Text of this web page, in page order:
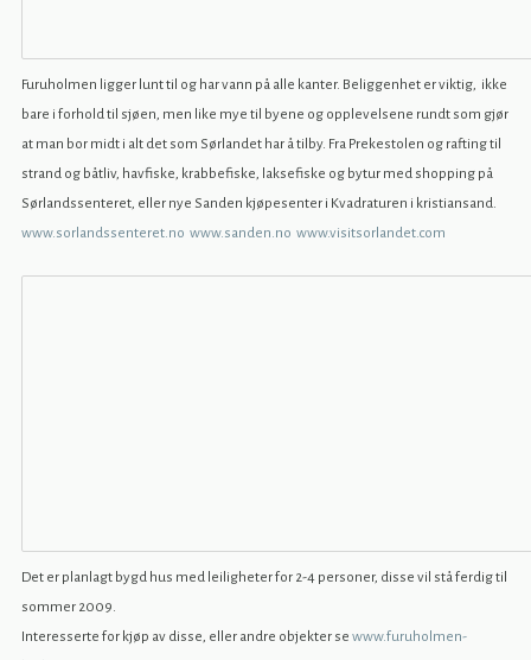
Furuholmen ligger lunt til og har vann på alle kanter. Beliggenhet er viktig, ikke
bare i forhold til sjøen, men like mye til byene og opplevelsene rundt som gjør
at man bor midt i alt det som Sørlandet har å tilby. Fra Prekestolen og rafting til
strand og båtliv, havfiske, krabbefiske, laksefiske og bytur med shopping på
Sørlandssenteret, eller nye Sanden kjøpesenter i Kvadraturen i kristiansand.
www.sorlandssenteret.no www.sanden.no www.visitsorlandet.com
Det er planlagt bygd hus med leiligheter for 2-4 personer, disse vil stå ferdig til
sommer 2009.
Interesserte for kjøp av disse, eller andre objekter se www.furuholmen-